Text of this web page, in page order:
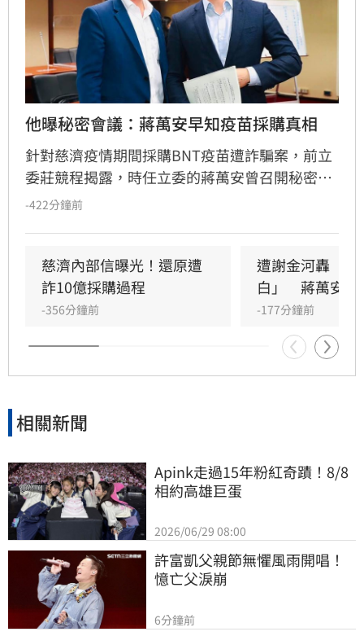
他曝秘密會議：蔣萬安早知疫苗採購真相
針對慈濟疫情期間採購BNT疫苗遭詐騙案，前立
委莊競程揭露，時任立委的蔣萬安曾召開秘密會
議，陳時中於會中詳述疫苗採購困境與國際壓
會議中早已知道的真相，散播政府擋疫苗的謠
言，把全民防疫變成政治攻防的工具。
-422分鐘前
慈濟內部信曝光！還原遭
詐10億採購過程
-356分鐘前
遭謝金河轟「顛
白」　蔣萬安回
-177分鐘前
相關新聞
Apink走過15年粉紅奇蹟！8/8
相約高雄巨蛋
2026/06/29 08:00
許富凱父親節無懼風雨開唱！
憶亡父淚崩
6分鐘前